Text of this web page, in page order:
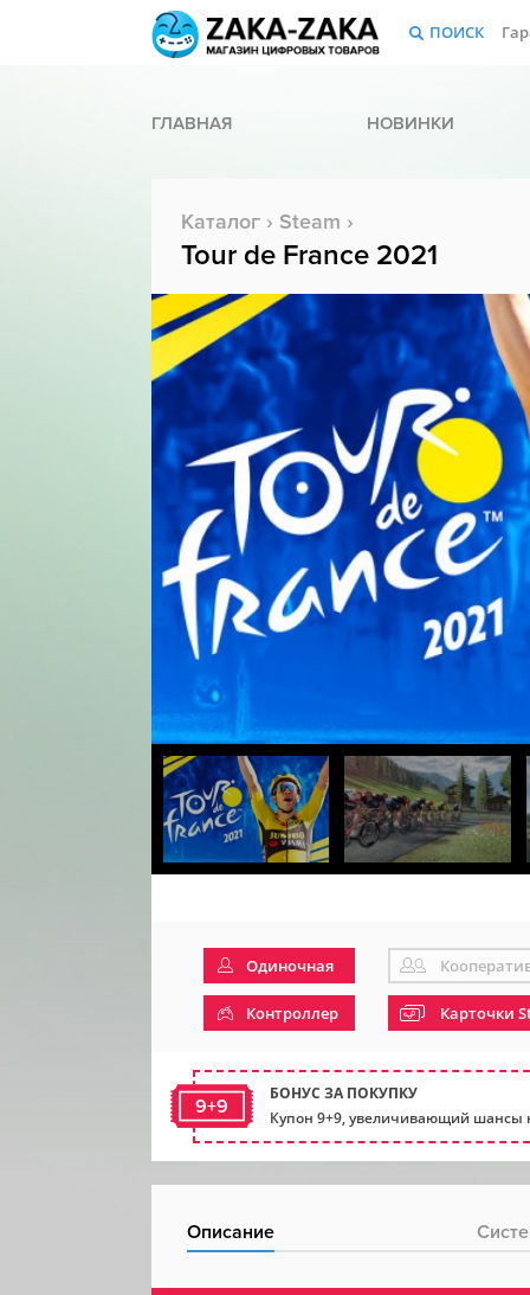
ПОИСК
ГЛАВНАЯ НОВИНКИ
Каталог › Steam ›
Tour de France 2021
Одиночная
Контроллер Карточки
9+9
БОНУС ЗА ПОКУПКУ
Купон 9+9, увеличивающий шансы
Описание